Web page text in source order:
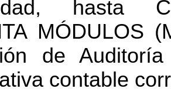
hasta
MÓDULOS
de
contable